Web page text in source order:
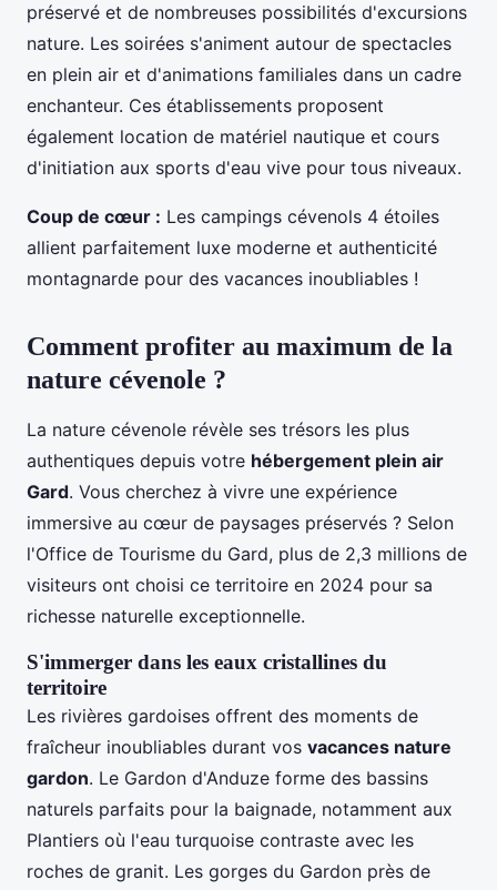
préservé et de nombreuses possibilités d'excursions
nature. Les soirées s'animent autour de spectacles
en plein air et d'animations familiales dans un cadre
enchanteur. Ces établissements proposent
également location de matériel nautique et cours
d'initiation aux sports d'eau vive pour tous niveaux.
Coup de cœur : Les campings cévenols 4 étoiles
allient parfaitement luxe moderne et authenticité
montagnarde pour des vacances inoubliables !
Comment profiter au maximum de la
nature cévenole ?
La nature cévenole révèle ses trésors les plus
authentiques depuis votre hébergement plein air
Gard. Vous cherchez à vivre une expérience
immersive au cœur de paysages préservés ? Selon
l'Office de Tourisme du Gard, plus de 2,3 millions de
visiteurs ont choisi ce territoire en 2024 pour sa
richesse naturelle exceptionnelle.
S'immerger dans les eaux cristallines du
territoire
Les rivières gardoises offrent des moments de
fraîcheur inoubliables durant vos vacances nature
gardon. Le Gardon d'Anduze forme des bassins
naturels parfaits pour la baignade, notamment aux
Plantiers où l'eau turquoise contraste avec les
roches de granit. Les gorges du Gardon près de